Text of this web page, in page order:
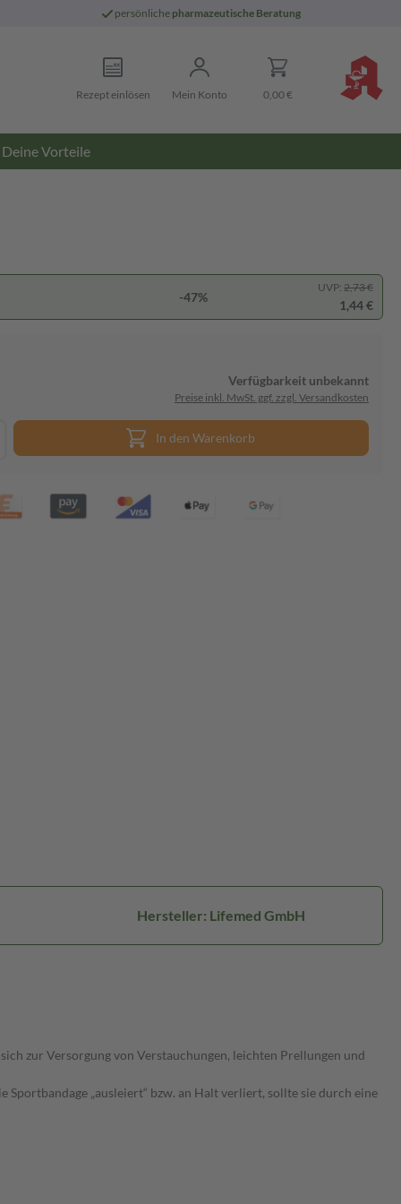
persönliche pharmazeutische Beratung
Rezept einlösen Mein Konto 0,00 €
Deine Vorteile
-47%
UVP: 2,73 €
1,44 €
Verfügbarkeit unbekannt
Preise inkl. MwSt. ggf. zzgl. Versandkosten
In den Warenkorb
Hersteller: Lifemed GmbH
zur Versorgung von Verstauchungen, leichten Prellungen und
„ausleiert“ bzw. an Halt verliert, sollte sie durch eine